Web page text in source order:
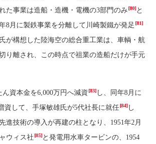
た事業は造船・造機・電機の3部門のみ[80]と
8月に製鉄事業を分離して川崎製鐵が発足 [81]
が構想した陸海空の総合重工業は、車輌・航
り離され、この時点で祖業の造船だけが手元
ん資本金を6,000万円へ減資[83] し、同年8月に
資して、手塚敏雄氏が5代社長に就任[84] し
進技術の導入が再建の柱となり、1951年2月
ウィス社[85]と発電用水車タービンの、1954